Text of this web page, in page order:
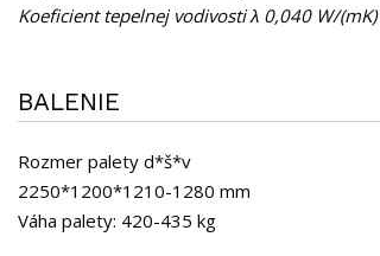
Koeficient tepelnej vodivosti λ 0,040 W/(mK)
BALENIE
Rozmer palety d*š*v
2250*1200*1210-1280 mm
Váha palety: 420-435 kg